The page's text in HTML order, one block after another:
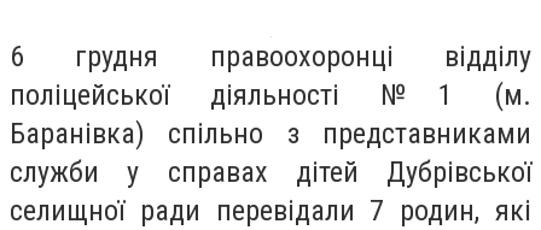
6 грудня правоохоронці відділу
поліцейської діяльності №1 (м.
Баранівка) спільно з представниками
служби у справах дітей Дубрівської
селищної ради перевідали 7 родин, які